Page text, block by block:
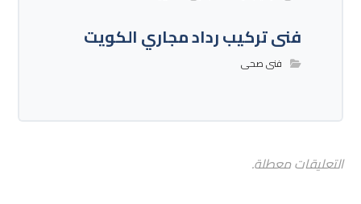
فنى تركيب رداد مجاري الكويت
فنى صحى
التعليقات معطلة.